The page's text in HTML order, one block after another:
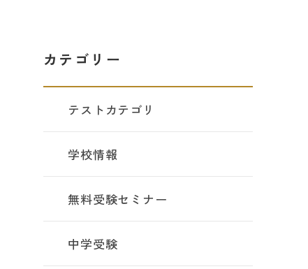
カテゴリー
テストカテゴリ
学校情報
無料受験セミナー
中学受験